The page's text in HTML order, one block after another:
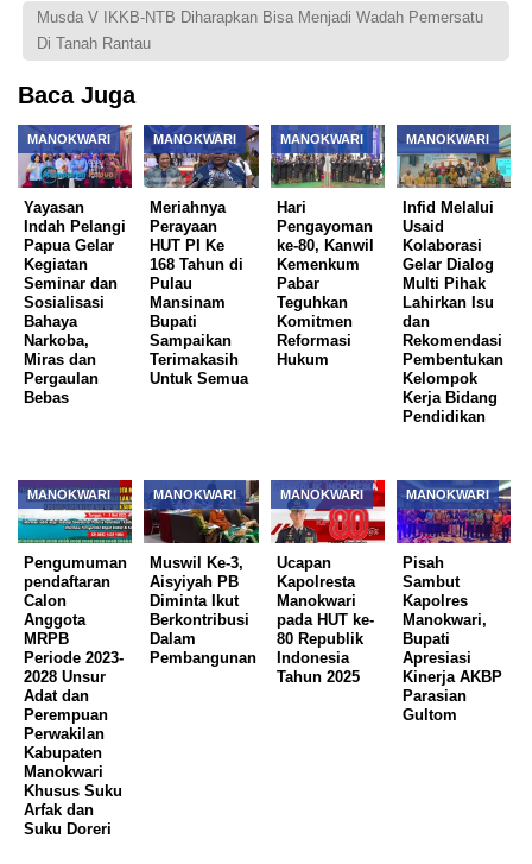
Musda V IKKB-NTB Diharapkan Bisa Menjadi Wadah Pemersatu
Di Tanah Rantau
Baca Juga
MANOKWARI
Yayasan
Indah Pelangi
Papua Gelar
Kegiatan
Seminar dan
Sosialisasi
Bahaya
Narkoba,
Miras dan
Pergaulan
Bebas
MANOKWARI
Meriahnya
Perayaan
HUT PI Ke
168 Tahun di
Pulau
Mansinam
Bupati
Sampaikan
Terimakasih
Untuk Semua
MANOKWARI
Hari
Pengayoman
ke-80, Kanwil
Kemenkum
Pabar
Teguhkan
Komitmen
Reformasi
Hukum
MANOKWARI
Infid Melalui
Usaid
Kolaborasi
Gelar Dialog
Multi Pihak
Lahirkan Isu
dan
Rekomendasi
Pembentukan
Kelompok
Kerja Bidang
Pendidikan
MANOKWARI
Pengumuman
pendaftaran
Calon
Anggota
MRPB
Periode 2023-
2028 Unsur
Adat dan
Perempuan
Perwakilan
Kabupaten
Manokwari
Khusus Suku
Arfak dan
Suku Doreri
MANOKWARI
Muswil Ke-3,
Aisyiyah PB
Diminta Ikut
Berkontribusi
Dalam
Pembangunan
MANOKWARI
Ucapan
Kapolresta
Manokwari
pada HUT ke-
80 Republik
Indonesia
Tahun 2025
MANOKWARI
Pisah
Sambut
Kapolres
Manokwari,
Bupati
Apresiasi
Kinerja AKBP
Parasian
Gultom